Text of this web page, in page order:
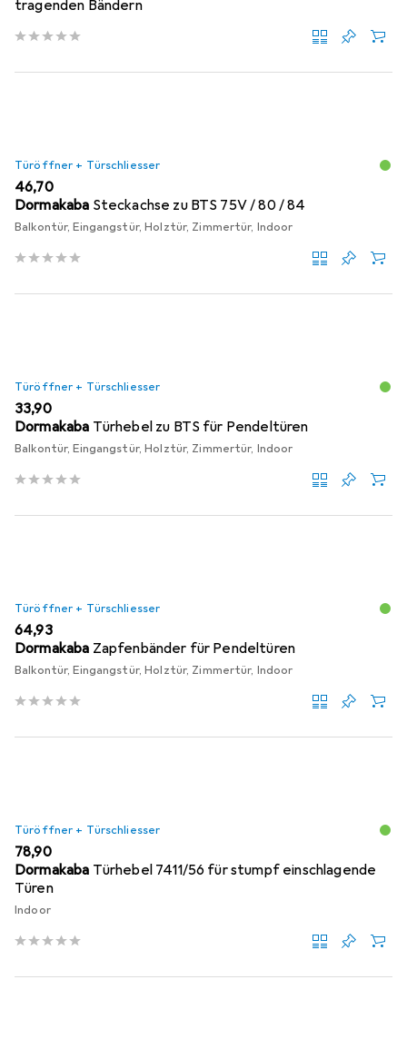
tragenden Bändern
Türöffner + Türschliesser
EUR
46,70
Dormakaba Steckachse zu BTS 75V / 80 / 84
Balkontür, Eingangstür, Holztür, Zimmertür, Indoor
Türöffner + Türschliesser
EUR
33,90
Dormakaba Türhebel zu BTS für Pendeltüren
Balkontür, Eingangstür, Holztür, Zimmertür, Indoor
Türöffner + Türschliesser
EUR
64,93
Dormakaba Zapfenbänder für Pendeltüren
Balkontür, Eingangstür, Holztür, Zimmertür, Indoor
Türöffner + Türschliesser
EUR
78,90
Dormakaba Türhebel 7411/56 für stumpf einschlagende
Türen
Indoor